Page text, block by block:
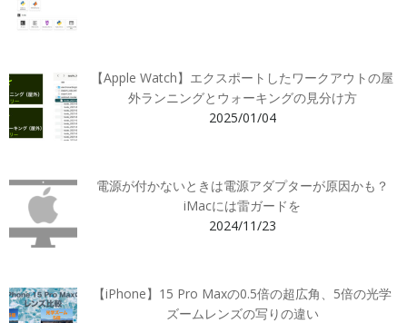
【Apple Watch】エクスポートしたワークアウトの屋
外ランニングとウォーキングの見分け方
2025/01/04
電源が付かないときは電源アダプターが原因かも？
iMacには雷ガードを
2024/11/23
【iPhone】15 Pro Maxの0.5倍の超広角、5倍の光学
ズームレンズの写りの違い